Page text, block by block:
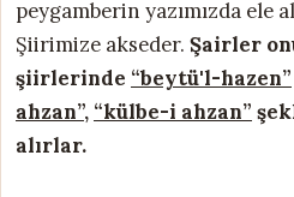
peygamberin yazımızda ele
Şiirimize akseder. Şairler
şiirlerinde “beytü'l-hazen”
ahzan”, “külbe-i ahzan”
alırlar.